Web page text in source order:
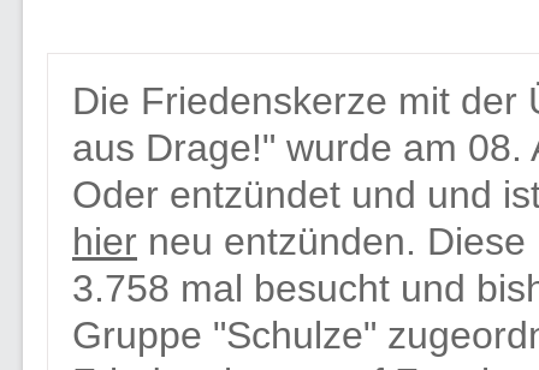
Die Friedenskerze mit der
aus Drage!" wurde am
Oder entzündet und und
hier neu entzünden.
3.758 mal besucht und
Gruppe "Schulze"